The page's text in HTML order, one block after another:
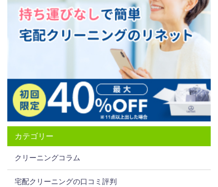
カテゴリー
クリーニングコラム
宅配クリーニングの口コミ評判